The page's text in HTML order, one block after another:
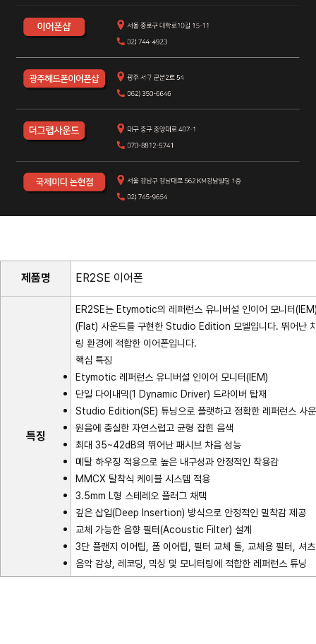
제품명 ER2SE 이어폰
특징
ER2SE는 Etymotic의 레퍼런스 유니버설 인이어 모니터
(Flat) 사운드를 구현한 Studio Edition 모델입니다. 뛰어난
링 환경에 적합한 이어폰입니다.
핵심 특징
Etymotic 레퍼런스 유니버설 인이어 모니터(IEM)
단일 다이내믹(1 Dynamic Driver) 드라이버 탑재
Studio Edition(SE) 튜닝으로 플랫하고 정확한 레퍼런스 사
원음에 충실한 자연스럽고 균형 잡힌 음색
최대 35~42dB의 뛰어난 패시브 차음 성능
메탈 하우징 적용으로 높은 내구성과 안정적인 착용감
MMCX 탈착식 케이블 시스템 적용
3.5mm L형 스테레오 플러그 채택
깊은 삽입(Deep Insertion) 방식으로 안정적인 밀착감 제공
교체 가능한 음향 필터(Acoustic Filter) 설계
3단 플랜지 이어팁, 폼 이어팁, 필터 교체 툴, 교체용 필터, 셔
음악 감상, 레코딩, 믹싱 및 모니터링에 적합한 레퍼런스 튜닝